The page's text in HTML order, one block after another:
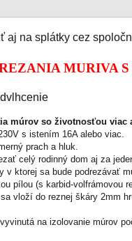
aj na splátky cez
MURIVA
múrov so životnosťou viac
s istením 16A alebo viac.
prach a hluk.
celý rodinný dom aj za
v ktorej sa bude podrezávať
pílou (s karbid-volfrámovou
vloží do reznej škáry 2mm
na izolovanie múrov